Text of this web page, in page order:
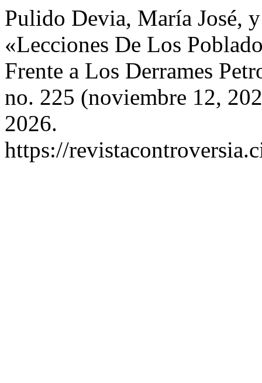
Pulido Devia, María José,
«Lecciones De Los
Frente a Los Derrames
no. 225 (noviembre 12,
2026.
https://